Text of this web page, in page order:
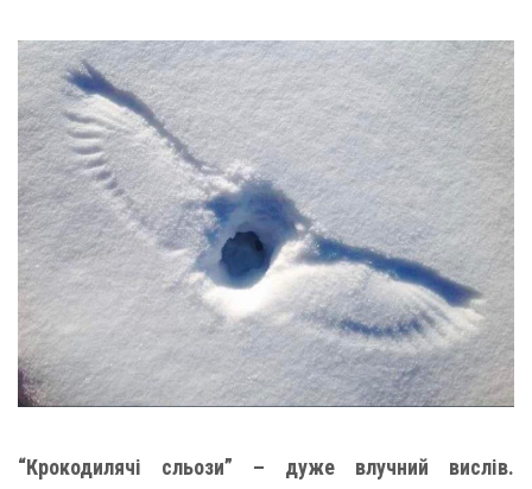
“Крокодилячі сльози” – дуже влучний вислів.